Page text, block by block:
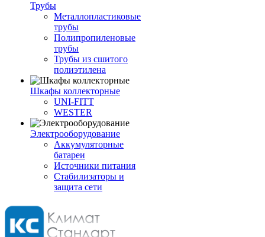
Трубы
Металлопластиковые
трубы
Полипропиленовые
трубы
Трубы из сшитого
полиэтилена
Шкафы коллекторные
UNI-FITT
WESTER
Электрооборудование
Аккумуляторные
батареи
Источники питания
Стабилизаторы и
защита сети